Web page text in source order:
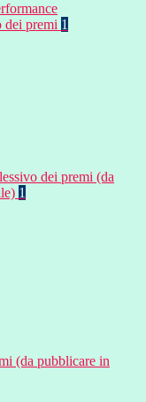
dei premi 1
dei premi (da
1
(da pubblicare in